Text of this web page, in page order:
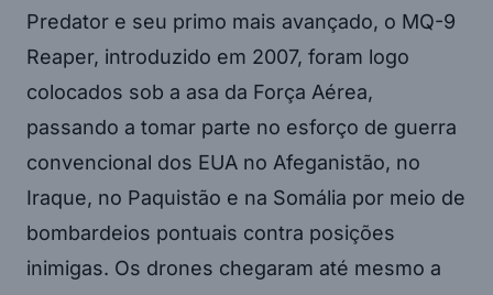
Predator e seu primo mais avançado, o MQ-9
Reaper, introduzido em 2007, foram logo
colocados sob a asa da Força Aérea,
passando a tomar parte no esforço de guerra
convencional dos EUA no Afeganistão, no
Iraque, no Paquistão e na Somália por meio de
bombardeios pontuais contra posições
inimigas. Os drones chegaram até mesmo a